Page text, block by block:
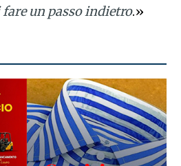
un passo indietro.»